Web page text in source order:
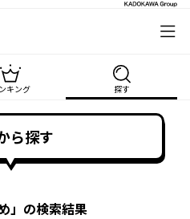
キング 探す
ら探す
」の検索結果